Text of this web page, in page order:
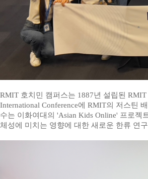
RMIT 호치민 캠퍼스는 1887년 설립된 RMIT
International Conference에 RMIT의 저스틴
수는 이화여대의 'Asian Kids Online' 프로젝
체성에 미치는 영향에 대한 새로운 한류 연